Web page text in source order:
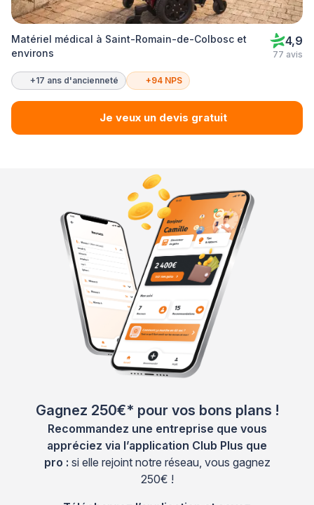
Matériel médical à Saint-Romain-de-Colbosc et
environs
4,9
77 avis
+17 ans d'ancienneté +94 NPS
Je veux un devis gratuit
Gagnez 250€* pour vos bons plans !
Recommandez une entreprise que vous
appréciez via l’application Club Plus que
pro : si elle rejoint notre réseau, vous gagnez
250€ !